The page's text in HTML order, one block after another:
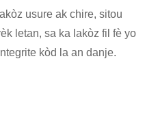
usure ak chire, sitou
letan, sa ka lakòz fil fè yo
kòd la an danje.